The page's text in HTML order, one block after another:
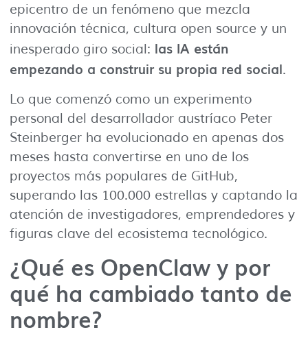
epicentro de un fenómeno que mezcla
innovación técnica, cultura open source y un
inesperado giro social: las IA están
empezando a construir su propia red social.
Lo que comenzó como un experimento
personal del desarrollador austríaco Peter
Steinberger ha evolucionado en apenas dos
meses hasta convertirse en uno de los
proyectos más populares de GitHub,
superando las 100.000 estrellas y captando la
atención de investigadores, emprendedores y
figuras clave del ecosistema tecnológico.
¿Qué es OpenClaw y por
qué ha cambiado tanto de
nombre?